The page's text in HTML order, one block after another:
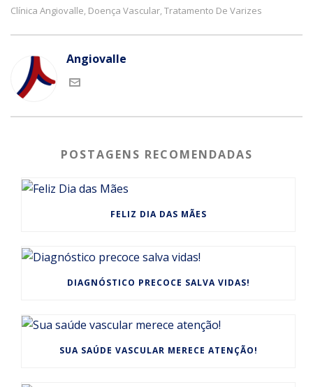
Clínica Angiovalle, Doença Vascular, Tratamento De Varizes
Angiovalle
POSTAGENS RECOMENDADAS
FELIZ DIA DAS MÃES
DIAGNÓSTICO PRECOCE SALVA VIDAS!
SUA SAÚDE VASCULAR MERECE ATENÇÃO!